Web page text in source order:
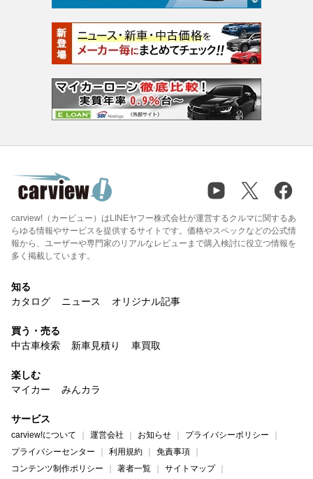
carview!（カービュー）はLINEヤフー株式会社が運営するクルマに関するあ
らゆる情報やサービスを提供するサイトです。価格やスペックなどの公式情
報から、ユーザーや専門家のリアルなレビューまで購入検討に役立つ情報を
多く掲載しています。
知る
カタログ
ニュース オリジナル記事
買う・売る
中古車検索
新車見積り 車買取
楽しむ
マイカー
みんカラ
サービス
carview!について 運営会社 お知らせ
プライバシーポリシー
プライバシーセンター
利用規約
免責事項
コンテンツ制作ポリシー
著者一覧 サイトマップ